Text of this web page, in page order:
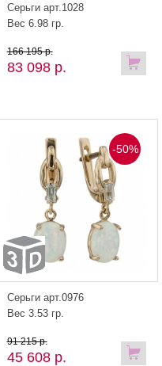
Серьги арт.1028
Вес 6.98 гр.
83 098 р.
166 195 р.
-50%
Серьги арт.0976
Вес 3.53 гр.
45 608 р.
91 215 р.